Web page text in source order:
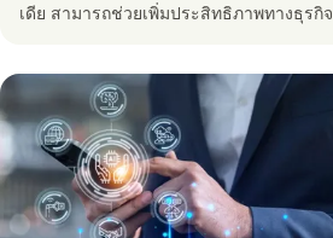
เดีย สามารถช่วยเพิ่มประสิทธิภาพทางธุรกิจ